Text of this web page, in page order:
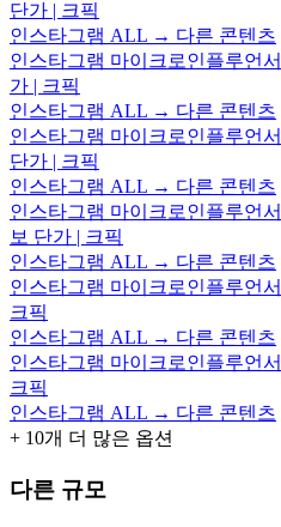
단가 | 크픽
인스타그램 ALL → 다른 콘텐츠
인스타그램 마이크로인플루언
가 | 크픽
인스타그램 ALL → 다른 콘텐츠
인스타그램 마이크로인플루언
단가 | 크픽
인스타그램 ALL → 다른 콘텐츠
인스타그램 마이크로인플루언
보 단가 | 크픽
인스타그램 ALL → 다른 콘텐츠
인스타그램 마이크로인플루언
크픽
인스타그램 ALL → 다른 콘텐츠
인스타그램 마이크로인플루언
크픽
인스타그램 ALL → 다른 콘텐츠
+ 10개 더 많은 옵션
다른 규모